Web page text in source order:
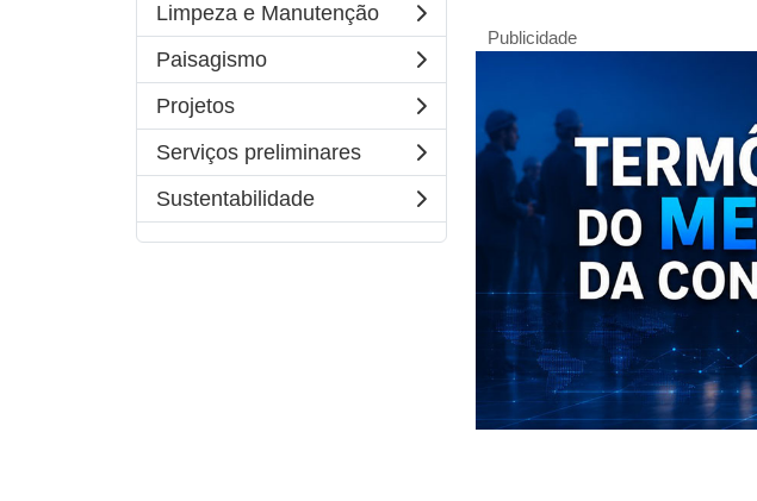
Limpeza e Manutenção
Paisagismo
Projetos
Serviços preliminares
Sustentabilidade
Publicidade